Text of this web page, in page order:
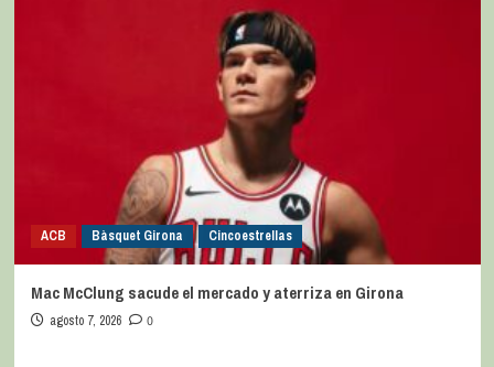
ACB Bàsquet Girona Cincoestrellas
Mac McClung sacude el mercado y aterriza en Girona
agosto 7, 2026 0